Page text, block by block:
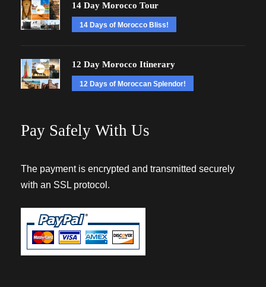
14 Day Morocco Tour
14 Days of Morocco Bliss!
12 Day Morocco Itinerary
12 Days of Moroccan Splendor!
Pay Safely With Us
The payment is encrypted and transmitted securely
with an SSL protocol.